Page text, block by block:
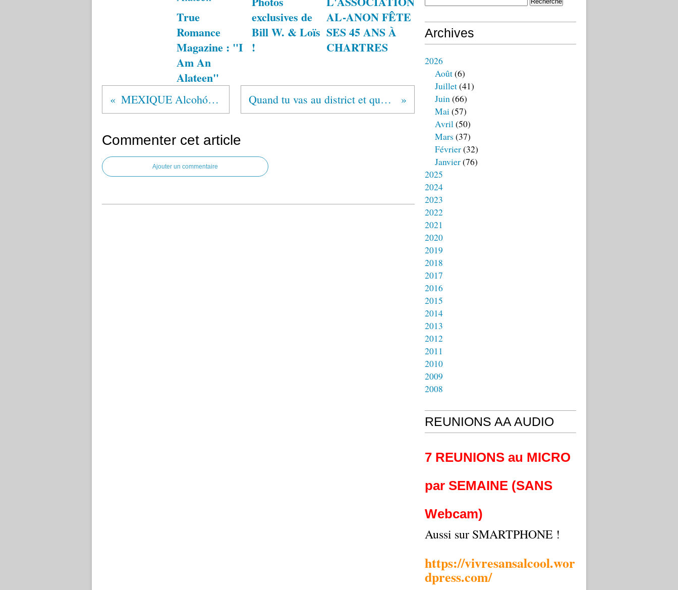
True
Romance
Magazine : "I
Am An
Alateen"
exclusives de
Bill W. & Loïs
!
AL-ANON FÊTE
SES 45 ANS À
CHARTRES
MEXIQUE Alcohólicos Anónimos® Quand tu vas au district et que tu te prends des balles
Commenter cet article
Ajouter un commentaire
Archives
2026
Août(6)
Juillet(41)
Juin(66)
Mai(57)
Avril(50)
Mars (37)
Février(32)
Janvier(76)
2025
2024
2023
2022
2021
2020
2019
2018
2017
2016
2015
2014
2013
2012
2011
2010
2009
2008
REUNIONS AA AUDIO
7 REUNIONS au MICRO
par SEMAINE (SANS
Webcam)
Aussi sur SMARTPHONE !
https://vivresansalcool.wor
dpress.com/